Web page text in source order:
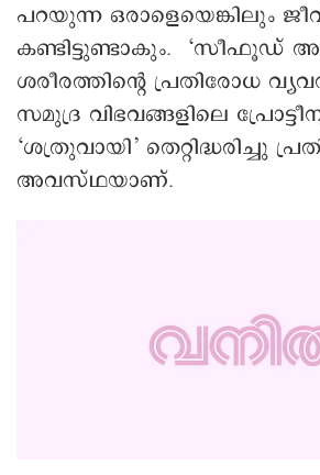
പറയുന്ന ഒരാളെയെങ്കിലും
കണ്ടിട്ടുണ്ടാകും. ‘സീഫൂഡ്
ശരീരത്തിന്റെ പ്രതിരോധ
സമുദ്ര വിഭവങ്ങളിലെ
‘ശത്രുവായി’ തെറ്റിദ്ധരിച്ചു
അവസ്ഥയാണ്.